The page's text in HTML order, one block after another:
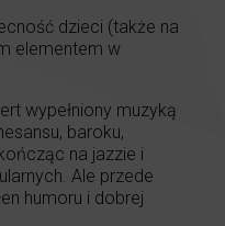
dzieci (także na
elementem w
wypełniony muzyką
baroku,
na jazzie i
Ale przede
humoru i dobrej